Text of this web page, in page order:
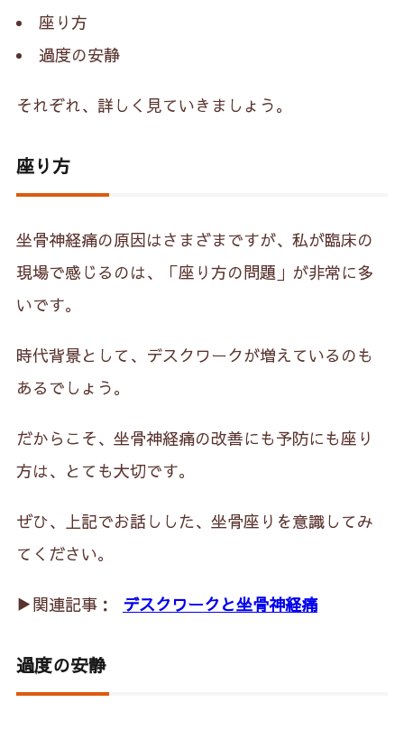
座り方
過度の安静
それぞれ、詳しく見ていきましょう。
座り方
坐骨神経痛の原因はさまざまですが、私が臨床の
現場で感じるのは、「座り方の問題」が非常に多
いです。
時代背景として、デスクワークが増えているのも
あるでしょう。
だからこそ、坐骨神経痛の改善にも予防にも座り
方は、とても大切です。
ぜひ、上記でお話しした、坐骨座りを意識してみ
てください。
▶︎関連記事： デスクワークと坐骨神経痛
過度の安静